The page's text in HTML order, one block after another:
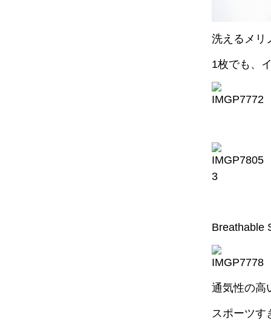
洗えるメリ
1枚でも、
Breathable
通気性の高
スポーツす